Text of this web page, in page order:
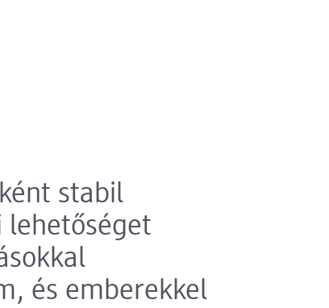
stabil
lehetőséget
és emberekkel